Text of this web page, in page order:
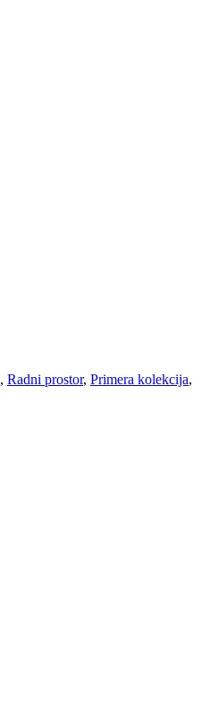
, Radni prostor, Primera kolekcija,